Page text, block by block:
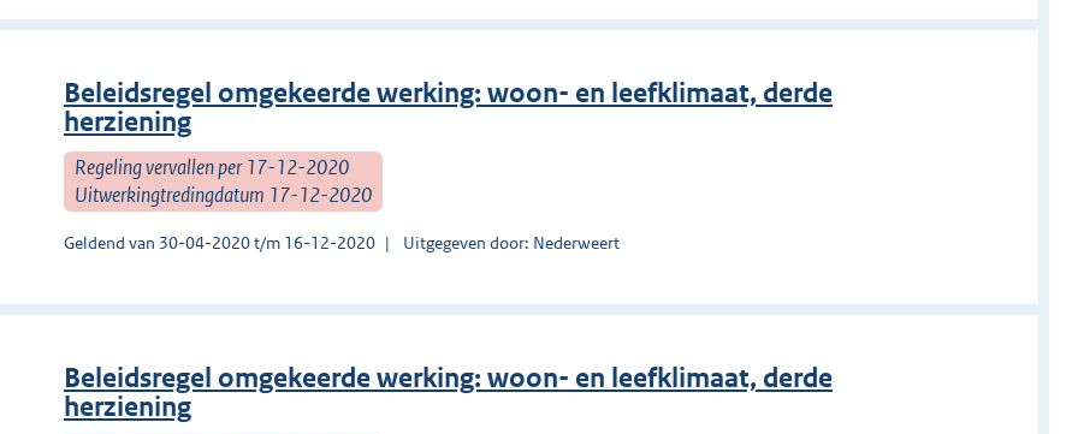
Beleidsregel omgekeerde werking: woon- en leefklimaat, derde
herziening
Regeling vervallen per 17-12-2020
Uitwerkingtredingdatum 17-12-2020
Geldend van 30-04-2020 t/m 16-12-2020 Uitgegeven door: Nederweert
Beleidsregel omgekeerde werking: woon- en leefklimaat, derde
herziening